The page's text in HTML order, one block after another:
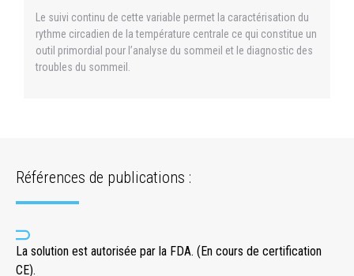
Le suivi continu de cette variable permet la caractérisation du
rythme circadien de la température centrale ce qui constitue un
outil primordial pour l’analyse du sommeil et le diagnostic des
troubles du sommeil.
Références de publications :
La solution est autorisée par la FDA. (En cours de certification
CE).